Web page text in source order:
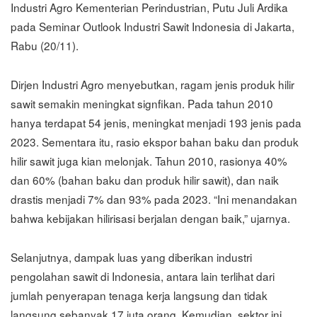
Industri Agro Kementerian Perindustrian, Putu Juli Ardika
pada Seminar Outlook Industri Sawit Indonesia di Jakarta,
Rabu (20/11).
Dirjen Industri Agro menyebutkan, ragam jenis produk hilir
sawit semakin meningkat signfikan. Pada tahun 2010
hanya terdapat 54 jenis, meningkat menjadi 193 jenis pada
2023. Sementara itu, rasio ekspor bahan baku dan produk
hilir sawit juga kian melonjak. Tahun 2010, rasionya 40%
dan 60% (bahan baku dan produk hilir sawit), dan naik
drastis menjadi 7% dan 93% pada 2023. “Ini menandakan
bahwa kebijakan hilirisasi berjalan dengan baik,” ujarnya.
Selanjutnya, dampak luas yang diberikan industri
pengolahan sawit di Indonesia, antara lain terlihat dari
jumlah penyerapan tenaga kerja langsung dan tidak